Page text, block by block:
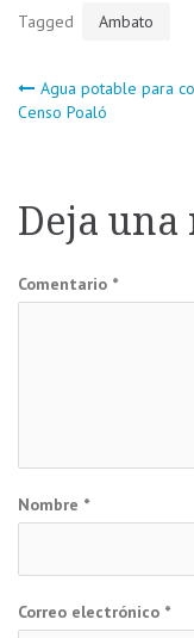
Tagged Ambato
Agua potable para
Censo Poaló
Deja una
Comentario *
Nombre *
Correo electrónico *